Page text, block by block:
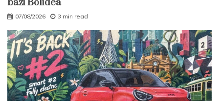
bazi Bolidea
07/08/2026 3 min read